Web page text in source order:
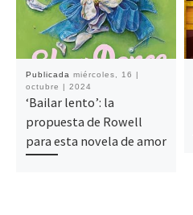
Publicada miércoles, 16 |
octubre | 2024
‘Bailar lento’: la
propuesta de Rowell
para esta novela de amor